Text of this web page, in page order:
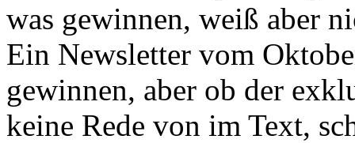
was gewinnen, weiß aber
Ein Newsletter vom
gewinnen, aber ob der
keine Rede von im Text,